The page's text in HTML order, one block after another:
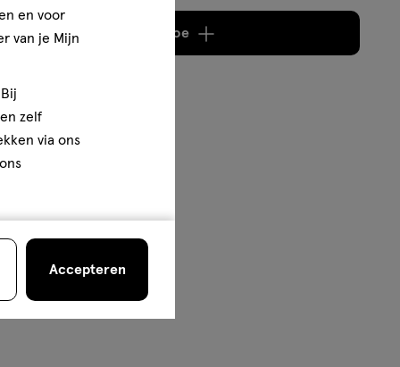
Voeg toe
en voor
van je Mijn
zelf
via ons
Accepteren